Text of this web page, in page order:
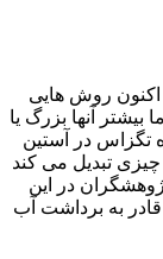
اکنون روش هایی
آنها بزرگ یا
تگزاس در آستین
چیزی تبدیل می کند
در این
به برداشت آب